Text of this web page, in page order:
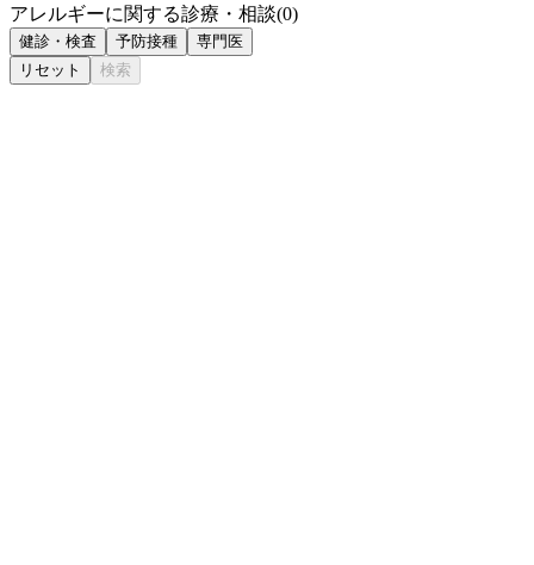
アレルギーに関する診療・相談(0)
健診・検査 予防接種
専門医
リセット
検索